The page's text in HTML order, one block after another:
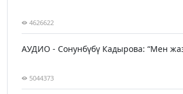
4626622
АУДИО - Сонунбүбү Кадырова: “Мен
5044373